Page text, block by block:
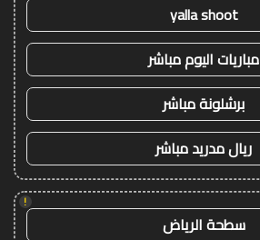
yalla shoot
مباريات اليوم مباشر
برشلونة مباشر
ريال مدريد مباشر
!
سطحة الرياض